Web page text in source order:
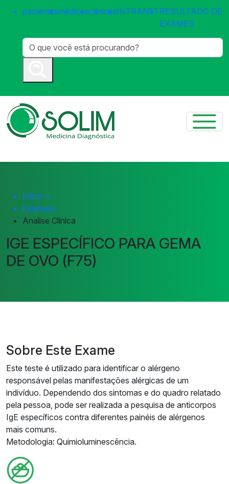
pacientesmédicosclínicasINTRANETRESULTADO DE
EXAMES
Início >
Exames>
Analise Clínica
IGE ESPECÍFICO PARA GEMA
DE OVO (F75)
Sobre Este Exame
Este teste é utilizado para identificar o alérgeno
responsável pelas manifestações alérgicas de um
indivíduo. Dependendo dos sintomas e do quadro relatado
pela pessoa, pode ser realizada a pesquisa de anticorpos
IgE específicos contra diferentes painéis de alérgenos
mais comuns.
Metodologia: Quimioluminescência.